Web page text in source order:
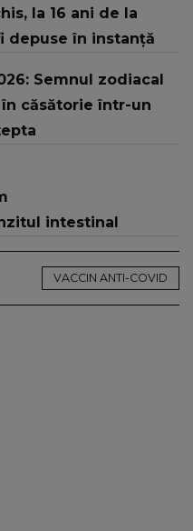
la 16 ani de la
depuse în instanță
Semnul zodiacal
căsătorie într-un
intestinal
VACCIN ANTI-COVID